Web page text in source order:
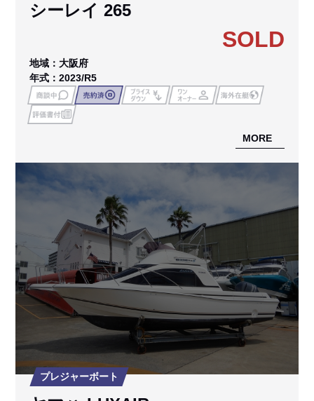
シーレイ 265
SOLD
地域：大阪府
年式：2023/R5
MORE
プレジャーボート